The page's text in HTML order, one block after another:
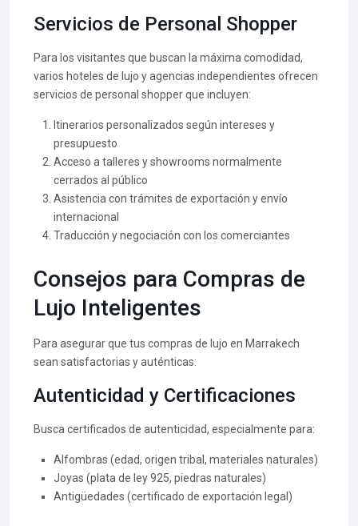
Servicios de Personal Shopper
Para los visitantes que buscan la máxima comodidad,
varios hoteles de lujo y agencias independientes ofrecen
servicios de personal shopper que incluyen:
Itinerarios personalizados según intereses y
presupuesto
Acceso a talleres y showrooms normalmente
cerrados al público
Asistencia con trámites de exportación y envío
internacional
Traducción y negociación con los comerciantes
Consejos para Compras de
Lujo Inteligentes
Para asegurar que tus compras de lujo en Marrakech
sean satisfactorias y auténticas:
Autenticidad y Certificaciones
Busca certificados de autenticidad, especialmente para:
Alfombras (edad, origen tribal, materiales naturales)
Joyas (plata de ley 925, piedras naturales)
Antigüedades (certificado de exportación legal)